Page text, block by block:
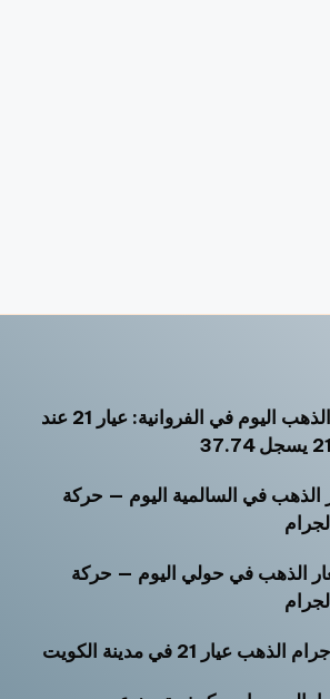
آخر الأسعار: سعر الذهب اليوم في الفروانية: عيار 21 عند
الذهب في السالمية اليوم — حركة
الذهب في حولي اليوم — حركة
21 في مدينة الكويت